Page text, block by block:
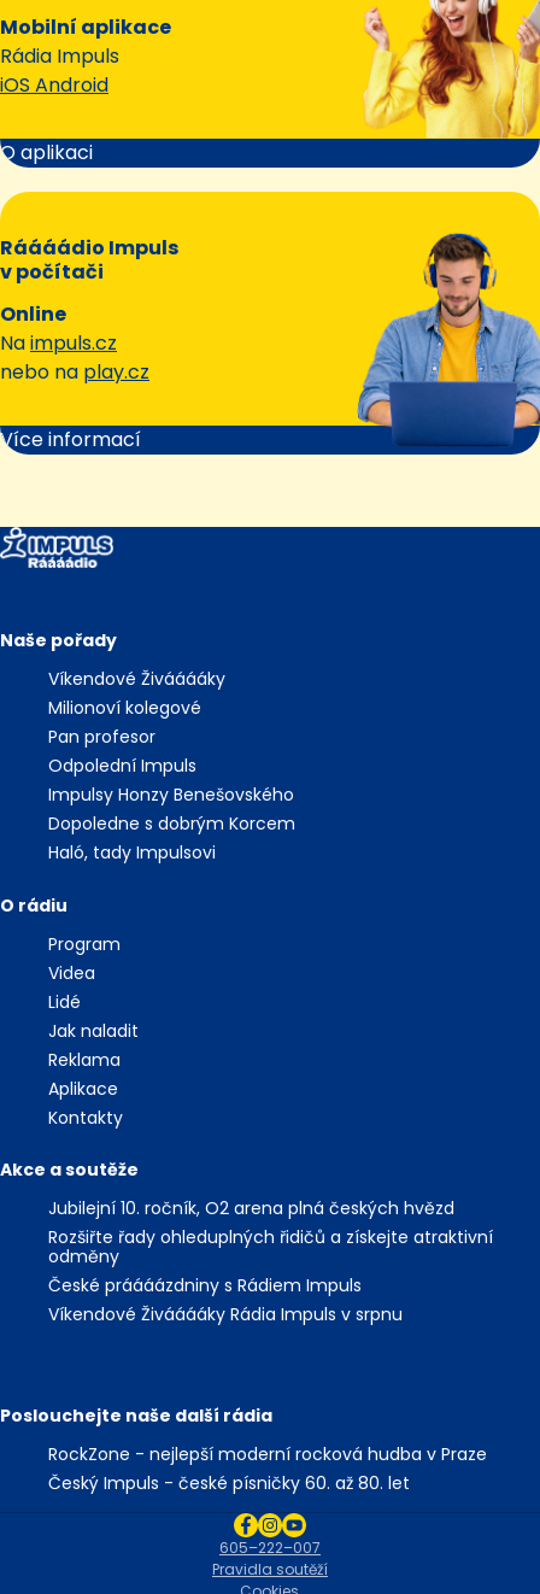
Mobilní aplikace
Rádia Impuls
iOS Android
O aplikaci
Ráááádio Impuls
v počítači
Online
Naimpuls.cz
nebo na play.cz
Více informací
Naše pořady
Víkendové Živááááky
Milionoví kolegové
Pan profesor
Odpolední Impuls
Impulsy Honzy Benešovského
Dopoledne s dobrým Korcem
Haló, tady Impulsovi
O rádiu
Program
Videa
Lidé
Jak naladit
Reklama
Aplikace
Kontakty
Akce a soutěže
Jubilejní 10. ročník, O2 arena plná českých hvězd
Rozšiřte řady ohleduplných řidičů a získejte atraktivní
odměny
České práááázdniny s Rádiem Impuls
Víkendové Živááááky Rádia Impuls v srpnu
Poslouchejte naše další rádia
RockZone - nejlepší moderní rocková hudba v Praze
Český Impuls - české písničky 60. až 80. let
Pravidla soutěží
605–222–007